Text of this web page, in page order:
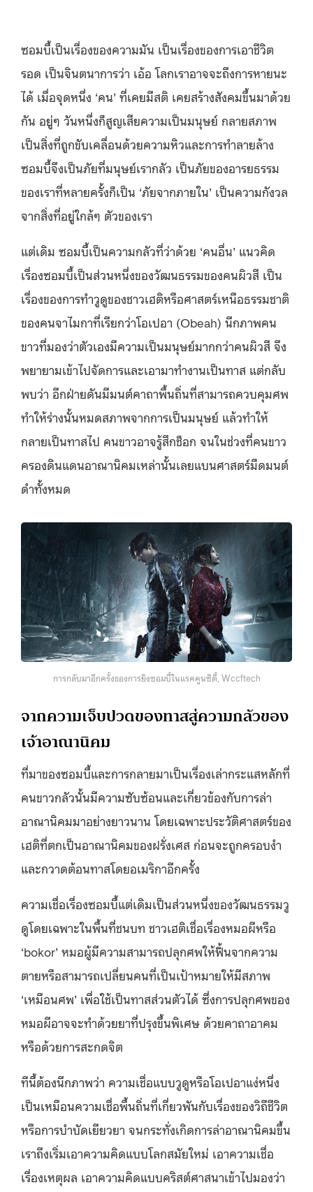
ซอมบี้เป็นเรื่องของความมัน เป็นเรื่องของการเอาชีวิต
รอด เป็นจินตนาการว่า เอ้อ โลกเราอาจจะถึงการหายนะ
ได้ เมื่อจุดหนึ่ง ‘คน’ ที่เคยมีสติ เคยสร้างสังคมขึ้นมาด้วย
กัน อยู่ๆ วันหนึ่งก็สูญเสียความเป็นมนุษย์ กลายสภาพ
เป็นสิ่งที่ถูกขับเคลื่อนด้วยความหิวและการทำลายล้าง
ซอมบี้จึงเป็นภัยที่มนุษย์เรากลัว เป็นภัยของอารยธรรม
ของเราที่หลายครั้งก็เป็น ‘ภัยจากภายใน’ เป็นความกังวล
จากสิ่งที่อยู่ใกล้ๆ ตัวของเรา
แต่เดิม ซอมบี้เป็นความกลัวที่ว่าด้วย ‘คนอื่น’ แนวคิด
เรื่องซอมบี้เป็นส่วนหนึ่งของวัฒนธรรมของคนผิวสี เป็น
เรื่องของการทำวูดูของชาวเฮติหรือศาสตร์เหนือธรรมชาติ
ของคนจาไมกาที่เรียกว่าโอเปอา (Obeah) นึกภาพคน
ขาวที่มองว่าตัวเองมีความเป็นมนุษย์มากกว่าคนผิวสี จึง
พยายามเข้าไปจัดการและเอามาทำงานเป็นทาส แต่กลับ
พบว่า อีกฝ่ายดันมีมนต์คาถาพื้นถิ่นที่สามารถควบคุมศพ
ทำให้ร่างนั้นหมดสภาพจากการเป็นมนุษย์ แล้วทำให้
กลายเป็นทาสไป คนขาวอาจรู้สึกช็อก จนในช่วงที่คนขาว
ครองดินแดนอาณานิคมเหล่านั้นเลยแบนศาสตร์มืดมนต์
ดำทั้งหมด
การกลับมาอีกครั้งของการยิงซอมบี้ในแรคคูนซิตี้, Wccftech
จากความเจ็บปวดของทาสสู่ความกลัวของ
เจ้าอาณานิคม
ที่มาของซอมบี้และการกลายมาเป็นเรื่องเล่ากระแสหลักที่
คนขาวกลัวนั้นมีความซับซ้อนและเกี่ยวข้องกับการล่า
อาณานิคมมาอย่างยาวนาน โดยเฉพาะประวัติศาสตร์ของ
เฮติที่ตกเป็นอาณานิคมของฝรั่งเศส ก่อนจะถูกครอบงำ
และกวาดต้อนทาสโดยอเมริกาอีกครั้ง
ความเชื่อเรื่องซอมบี้แต่เดิมเป็นส่วนหนึ่งของวัฒนธรรมวู
ดูโดยเฉพาะในพื้นที่ชนบท ชาวเฮติเชื่อเรื่องหมอผีหรือ
‘bokor’ หมอผู้มีความสามารถปลุกศพให้ฟื้นจากความ
ตายหรือสามารถเปลี่ยนคนที่เป็นเป้าหมายให้มีสภาพ
‘เหมือนศพ’ เพื่อใช้เป็นทาสส่วนตัวได้ ซึ่งการปลุกศพของ
หมอผีอาจจะทำด้วยยาที่ปรุงขึ้นพิเศษ ด้วยคาถาอาคม
หรือด้วยการสะกดจิต
ทีนี้ต้องนึกภาพว่า ความเชื่อแบบวูดูหรือโอเปอาแง่หนึ่ง
เป็นเหมือนความเชื่อพื้นถิ่นที่เกี่ยวพันกับเรื่องของวิถีชีวิต
หรือการบำบัดเยียวยา จนกระทั่งเกิดการล่าอาณานิคมขึ้น
เราถึงเริ่มเอาความคิดแบบโลกสมัยใหม่ เอาความเชื่อ
เรื่องเหตุผล เอาความคิดแบบคริสต์ศาสนาเข้าไปมองว่า